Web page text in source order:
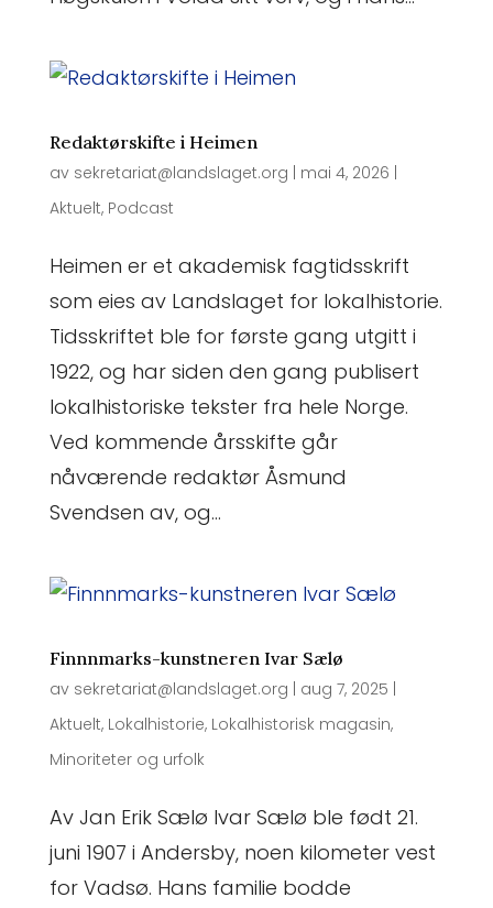
Redaktørskifte i Heimen
av sekretariat@landslaget.org mai 4, 2026
Aktuelt, Podcast
Heimen er et akademisk fagtidsskrift
som eies av Landslaget for lokalhistorie.
Tidsskriftet ble for første gang utgitt i
1922, og har siden den gang publisert
lokalhistoriske tekster fra hele Norge.
Ved kommende årsskifte går
nåværende redaktør Åsmund
Svendsen av, og...
Finnnmarks-kunstneren Ivar Sælø
av sekretariat@landslaget.org aug 7, 2025
Aktuelt, Lokalhistorie, Lokalhistorisk magasin,
Minoriteter og urfolk
Av Jan Erik Sælø Ivar Sælø ble født 21.
juni 1907 i Andersby, noen kilometer vest
for Vadsø. Hans familie bodde